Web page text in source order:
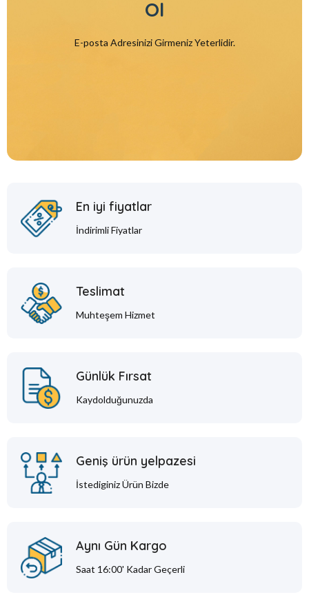
Ol
E-posta Adresinizi Girmeniz Yeterlidir.
En iyi fiyatlar
İndirimli Fiyatlar
Teslimat
Muhteşem Hizmet
Günlük Fırsat
Kaydolduğunuzda
Geniş ürün yelpazesi
İstediginiz Ürün Bizde
Aynı Gün Kargo
Saat 16:00' Kadar Geçerli